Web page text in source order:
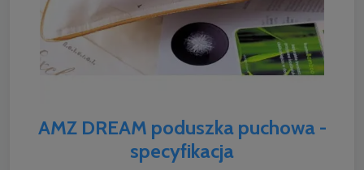
AMZ DREAM poduszka puchowa -
specyfikacja